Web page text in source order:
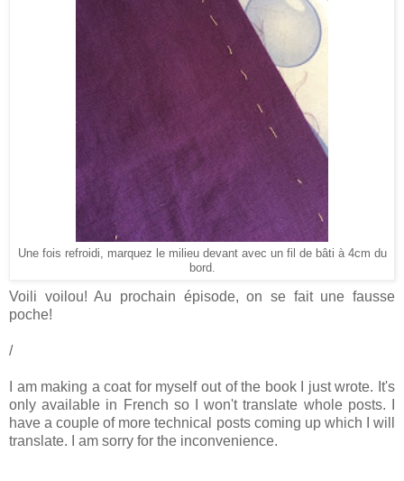
Une fois refroidi, marquez le milieu devant avec un fil de bâti à 4cm du
bord.
Voili voilou! Au prochain épisode, on se fait une fausse
poche!
/
I am making a coat for myself out of the book I just wrote. It's
only available in French so I won't translate whole posts. I
have a couple of more technical posts coming up which I will
translate. I am sorry for the inconvenience.